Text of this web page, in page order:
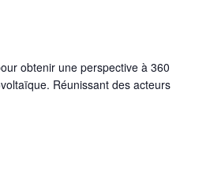
obtenir une perspective à 360
Réunissant des acteurs